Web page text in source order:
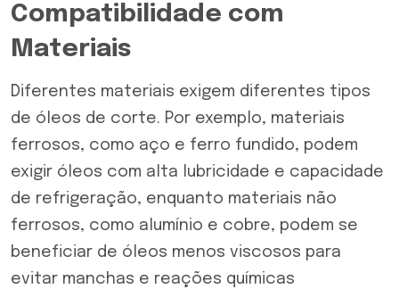
Compatibilidade com
Materiais
Diferentes materiais exigem diferentes tipos
de óleos de corte. Por exemplo, materiais
ferrosos, como aço e ferro fundido, podem
exigir óleos com alta lubricidade e capacidade
de refrigeração, enquanto materiais não
ferrosos, como alumínio e cobre, podem se
beneficiar de óleos menos viscosos para
evitar manchas e reações químicas